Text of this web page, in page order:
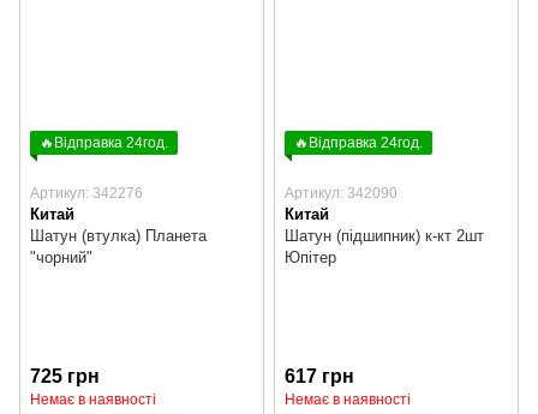
🔥Відправка 24год.
Артикул: 342276
Китай
Шатун (втулка) Планета
"чорний"
725 грн
Немає в наявності
🔥Відправка 24год.
Артикул: 342090
Китай
Шатун (підшипник) к-кт 2шт
Юпітер
617 грн
Немає в наявності